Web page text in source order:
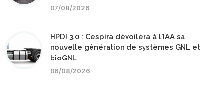
07/08/2026
HPDI 3.0 : Cespira dévoilera à l'IAA sa
nouvelle génération de systèmes GNL et
bioGNL
06/08/2026